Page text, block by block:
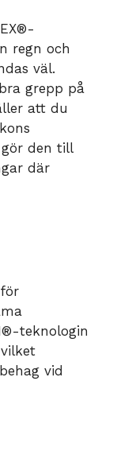
regn och
väl.
grepp på
att du
den till
där
teknologin
vid